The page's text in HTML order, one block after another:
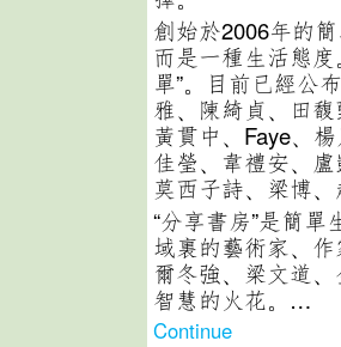
創始於2006年的
而是一種生活態
單”。目前已經公
雅、陳綺貞、田
黃貫中、Faye、
佳瑩、韋禮安、
莫西子詩、梁博
“分享書房”是簡
域裏的藝術家、
爾冬強、梁文道
智慧的火花。…
Continue